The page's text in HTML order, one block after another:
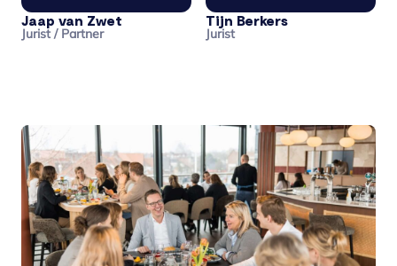
Jaap van Zwet
Jurist / Partner
Tijn Berkers
Jurist